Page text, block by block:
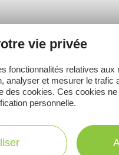
mensuelle
vie privée
fonctionnalités relatives aux
analyser et mesurer le trafic
des cookies. Ces cookies
personnelle.